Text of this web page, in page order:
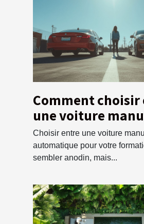
Comment choisir
une voiture
automatique pour
formation ?
Choisir entre une voiture
automatique pour votre
sembler anodin, mais...